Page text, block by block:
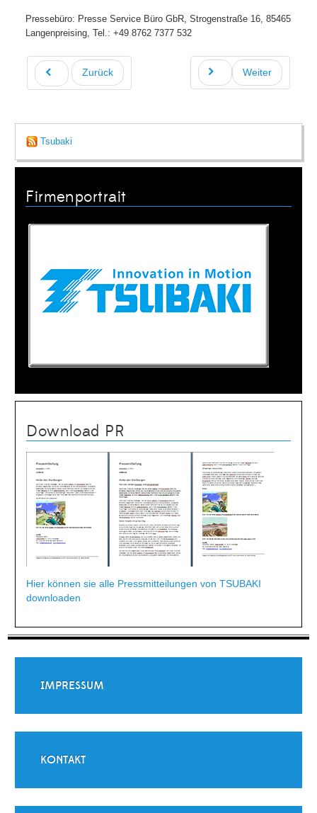
Pressebüro: Presse Service Büro GbR, Strogenstraße 16, 85465
Langenpreising, Tel.: +49 8762 7377 532
Zurück Weiter
Tsubaki
Firmenportrait
Download PR
Hier können sie alle Pressmitteilungen von TSUBAKI
downloaden
IMPRESSUM
KONTAKT